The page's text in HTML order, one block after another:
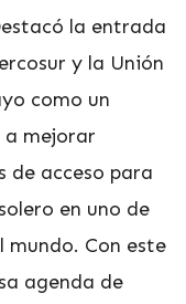
la entrada
y la Unión
como un
a mejorar
de acceso para
en uno de
mundo. Con este
agenda de